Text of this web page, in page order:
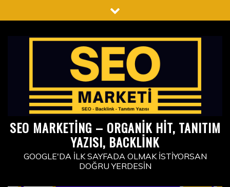
to
SEO MARKETING – ORGANIK HIT, TANITIM
YAZISI, BACKLINK
GOOGLE'DA İLK SAYFADA OLMAK İSTIYORSAN
DOĞRU YERDESIN